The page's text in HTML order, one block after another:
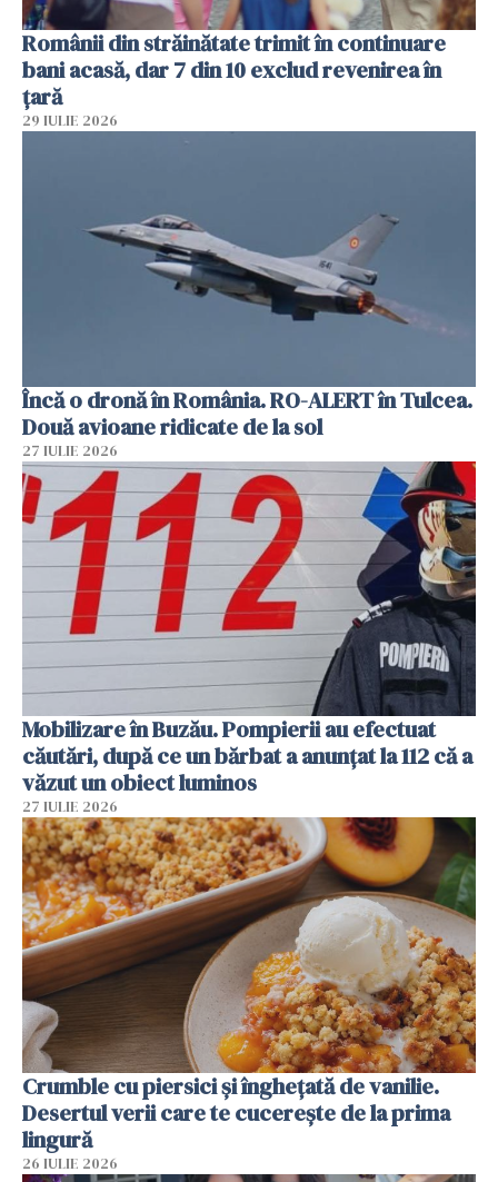
Românii din străinătate trimit în continuare
bani acasă, dar 7 din 10 exclud revenirea în
țară
29 IULIE 2026
Încă o dronă în România. RO-ALERT în Tulcea.
Două avioane ridicate de la sol
27 IULIE 2026
Mobilizare în Buzău. Pompierii au efectuat
căutări, după ce un bărbat a anunțat la 112 că a
văzut un obiect luminos
27 IULIE 2026
Crumble cu piersici și înghețată de vanilie.
Desertul verii care te cucerește de la prima
lingură
26 IULIE 2026